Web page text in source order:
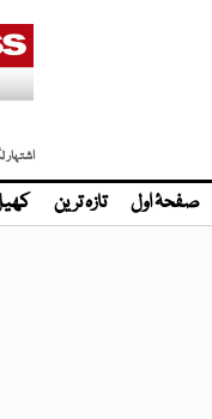
اشتہار
صفحۂ اول تازہ ترین